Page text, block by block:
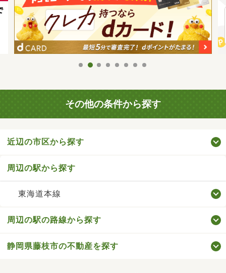
その他の条件から探す
近辺の市区から探す
周辺の駅から探す
東海道本線
周辺の駅の路線から探す
静岡県藤枝市の不動産を探す